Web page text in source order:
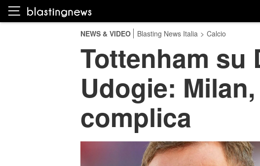
NEWS & VIDEO Blasting News Italia > Calcio
Tottenham su
Udogie:
complica